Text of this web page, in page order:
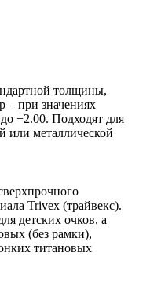
толщины,
– при значениях
+2.00. Подходят для
или металлической
Trivex (трайвекс).
детских очков, а
(без рамки),
титановых